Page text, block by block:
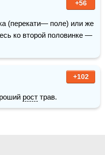
+56
(перекати— поле) или же
ко второй половинке —
+102
рост трав.